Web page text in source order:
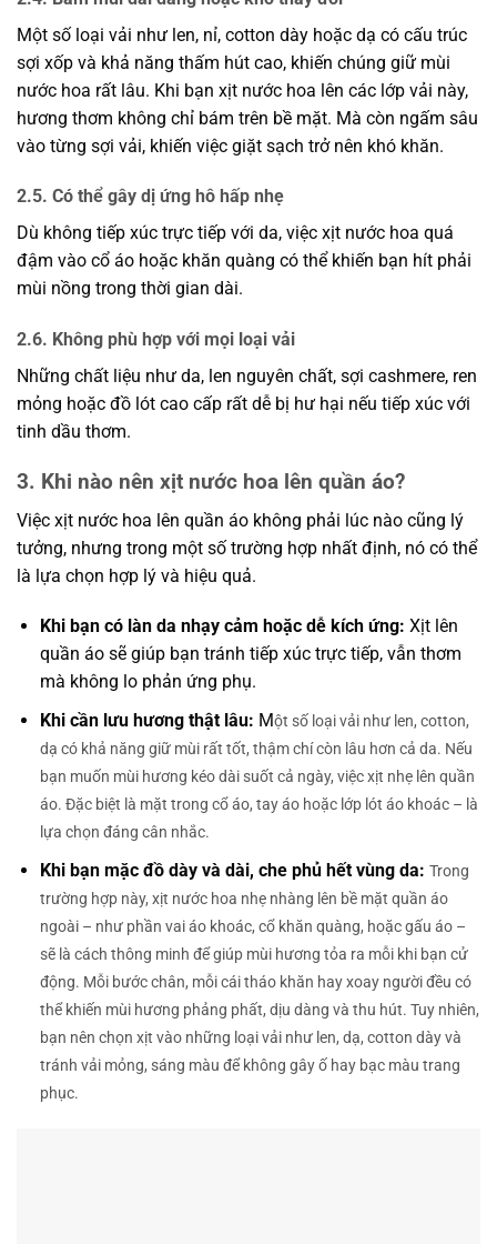
Một số loại vải như len, nỉ, cotton dày hoặc dạ có cấu trúc
sợi xốp và khả năng thấm hút cao, khiến chúng giữ mùi
nước hoa rất lâu. Khi bạn xịt nước hoa lên các lớp vải này,
hương thơm không chỉ bám trên bề mặt. Mà còn ngấm sâu
vào từng sợi vải, khiến việc giặt sạch trở nên khó khăn.
2.5. Có thể gây dị ứng hô hấp nhẹ
Dù không tiếp xúc trực tiếp với da, việc xịt nước hoa quá
đậm vào cổ áo hoặc khăn quàng có thể khiến bạn hít phải
mùi nồng trong thời gian dài.
2.6. Không phù hợp với mọi loại vải
Những chất liệu như da, len nguyên chất, sợi cashmere, ren
mỏng hoặc đồ lót cao cấp rất dễ bị hư hại nếu tiếp xúc với
tinh dầu thơm.
3. Khi nào nên xịt nước hoa lên quần áo?
Việc xịt nước hoa lên quần áo không phải lúc nào cũng lý
tưởng, nhưng trong một số trường hợp nhất định, nó có thể
là lựa chọn hợp lý và hiệu quả.
Khi bạn có làn da nhạy cảm hoặc dễ kích ứng: Xịt lên
quần áo sẽ giúp bạn tránh tiếpxúc trực tiếp, vẫn thơm
mà không lo phản ứng phụ.
Khi cần lưu hương thật lâu: Một số loại vải như len, cotton,
dạ có khả năng giữ mùi rất tốt, thậm chí còn lâu hơn cả da. Nếu
bạn muốn mùi hương kéo dài suốt cả ngày, việc xịt nhẹ lên quần
áo. Đặc biệt là mặt trong cổ áo, tay áo hoặc lớp lót áo khoác – là
lựa chọn đáng cân nhắc.
Khi bạn mặc đồ dày và dài, che phủ hết vùng da: Trong
trường hợp này, xịt nước hoa nhẹ nhàng lên bề mặt quần áo
ngoài – như phần vai áo khoác, cổ khăn quàng, hoặc gấu áo –
sẽ là cách thông minh để giúp mùi hương tỏa ra mỗi khi bạn cử
động. Mỗi bước chân, mỗi cái tháo khăn hay xoay người đều có
thể khiến mùi hương phảng phất, dịu dàng và thu hút. Tuy nhiên,
bạn nên chọn xịt vào những loại vải như len, dạ, cotton dày và
tránh vải mỏng, sáng màu để không gây ố hay bạc màu trang
phục.